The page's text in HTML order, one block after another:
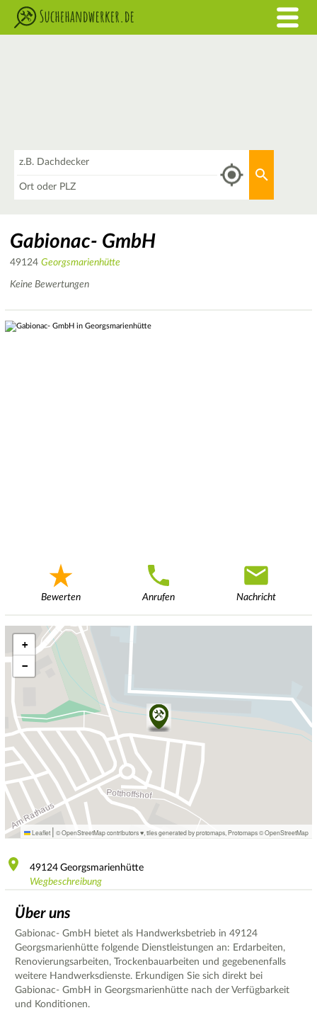
Gabionac- GmbH
49124 Georgsmarienhütte
Keine Bewertungen
Bewerten Anrufen Nachricht
+
−
Leaflet | © OpenStreetMap contributors ♥, tiles generated by protomaps Protomaps©OpenStreetMap
49124 Georgsmarienhütte
Wegbeschreibung
Über uns
Gabionac- GmbH bietet als Handwerksbetrieb in 49124
Georgsmarienhütte folgende Dienstleistungen an: Erdarbeiten,
Renovierungsarbeiten, Trockenbauarbeiten und gegebenenfalls
weitere Handwerksdienste. Erkundigen Sie sich direkt bei
Gabionac- GmbH in Georgsmarienhütte nach der Verfügbarkeit
und Konditionen.